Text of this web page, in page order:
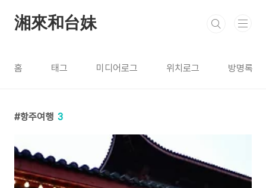
湘來和台妹
홈 태그 미디어로그 위치로그 방명록
항주여행 3